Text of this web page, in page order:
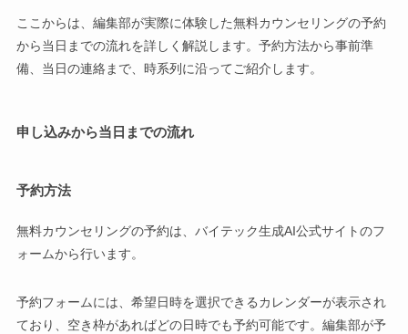
ここからは、編集部が実際に体験した無料カウンセリングの予約
から当日までの流れを詳しく解説します。予約方法から事前準
備、当日の連絡まで、時系列に沿ってご紹介します。
申し込みから当日までの流れ
予約方法
無料カウンセリングの予約は、バイテック生成AI公式サイトのフ
ォームから行います。
予約フォームには、希望日時を選択できるカレンダーが表示され
ており、空き枠があればどの日時でも予約可能です。編集部が予